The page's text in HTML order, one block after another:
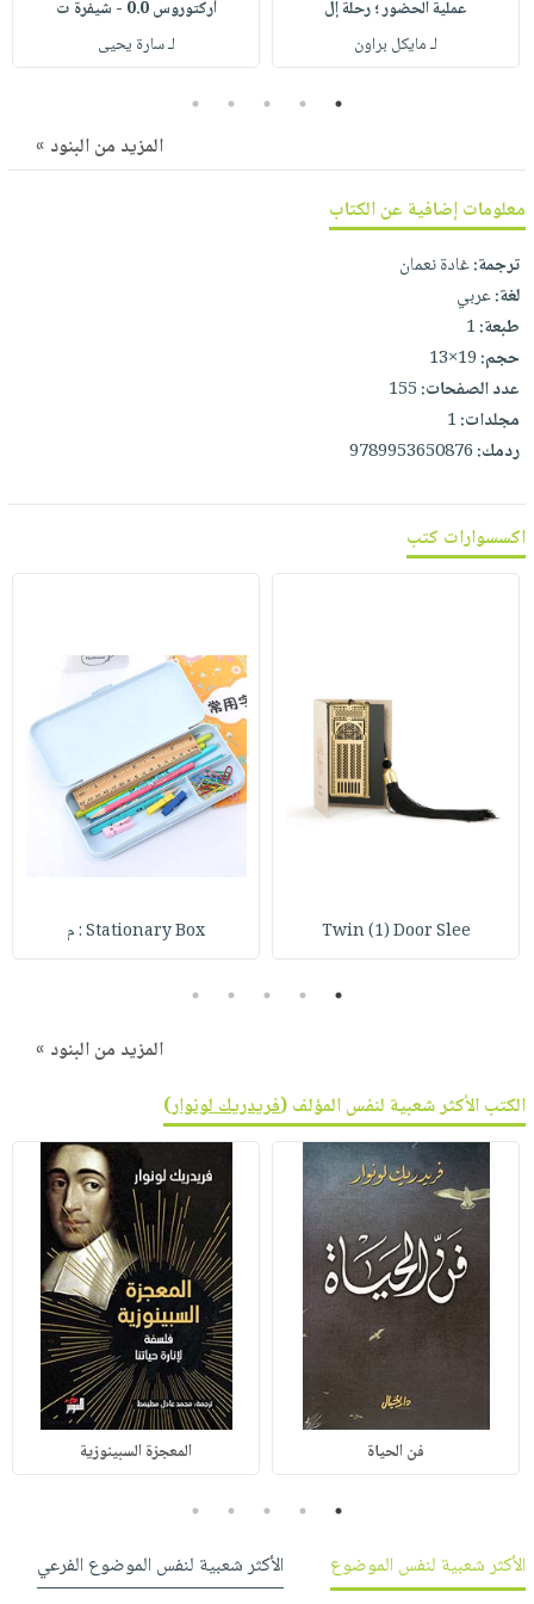
صابون
أطفال
فيديوهات
وفرات
انشر
كتابك
تواصل
معنا
التسوق
عملية الحضور ؛ رحلة إل
لـ مايكل براون
أركتوروس 0.0 - شيفرة ت
لـ سارة يحيى
1
2
3
4
5
المزيد من البنود »
معلومات إضافية عن الكتاب
ترجمة:غادة نعمان
لغة:عربي
طبعة:1
حجم:19×13
عدد الصفحات:155
مجلدات:1
ردمك:9789953650876
اكسسوارات كتب
Twin (1) Door Slee Stationary Box : م
1
2
3
4
5
المزيد من البنود »
الكتب الأكثر شعبية لنفس المؤلف (فريدريك لونوار)
فن الحياة المعجزة السبينوزية
1
2
3
4
5
الأكثر شعبية لنفس الموضوع
الأكثر شعبية لنفس الموضوع الفرعي